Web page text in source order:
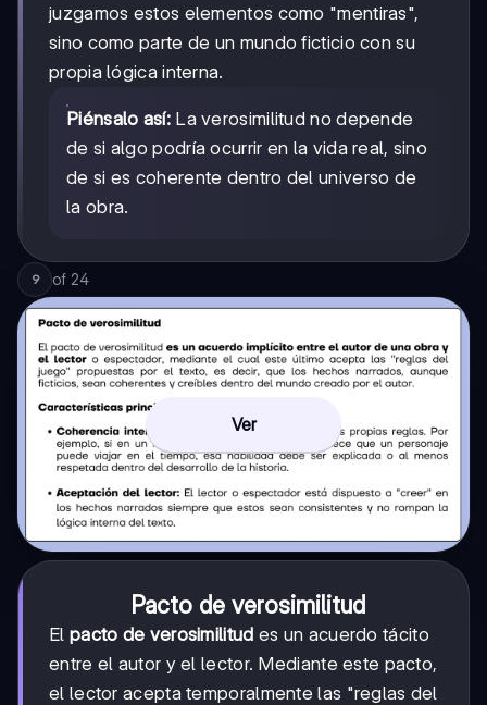
juzgamos estos elementos como "mentiras",
sino como parte de un mundo ficticio con su
propia lógica interna.
Piénsalo así:La verosimilitud no depende
de si algo podría ocurrir en la vida real, sino
de si es coherente dentro del universo de
la obra.
9 of 24
Ver
Pacto de verosimilitud
El pacto de verosimilitud es un acuerdo tácito
entre el autor y el lector. Mediante este pacto,
el lector acepta temporalmente las "reglas del